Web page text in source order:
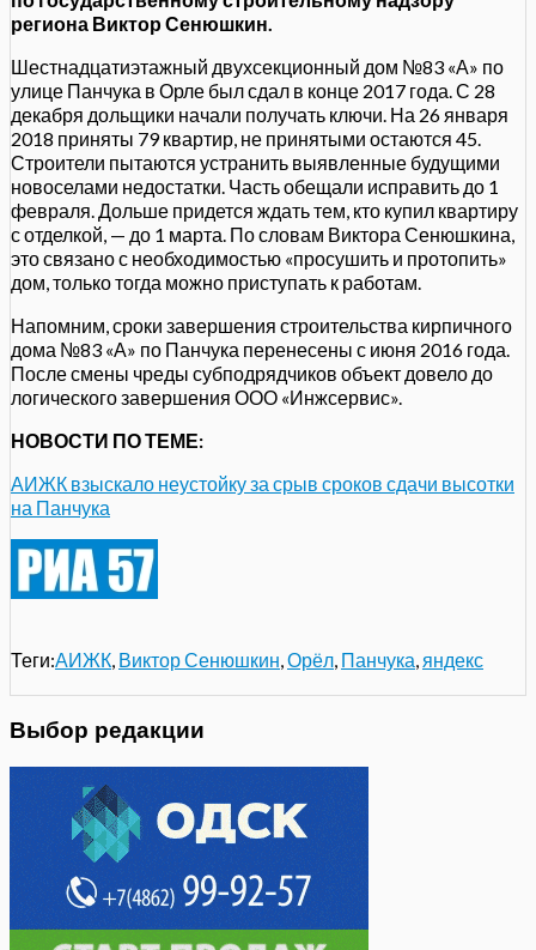
региона Виктор Сенюшкин.
Шестнадцатиэтажный двухсекционный дом №83 «А» по
улице Панчука в Орле был сдал в конце 2017 года. С 28
декабря дольщики начали получать ключи. На 26 января
2018 приняты 79 квартир, не принятыми остаются 45.
Строители пытаются устранить выявленные будущими
новоселами недостатки. Часть обещали исправить до 1
февраля. Дольше придется ждать тем, кто купил квартиру
с отделкой, — до 1 марта. По словам Виктора Сенюшкина,
это связано с необходимостью «просушить и протопить»
дом, только тогда можно приступать к работам.
Напомним, сроки завершения строительства кирпичного
дома №83 «А» по Панчука перенесены с июня 2016 года.
После смены чреды субподрядчиков объект довело до
логического завершения ООО «Инжсервис».
НОВОСТИ ПО ТЕМЕ:
АИЖК взыскало неустойку за срыв сроков сдачи высотки
на Панчука
Теги:АИЖК Виктор Сенюшкин Орёл Панчука яндекс
Выбор редакции